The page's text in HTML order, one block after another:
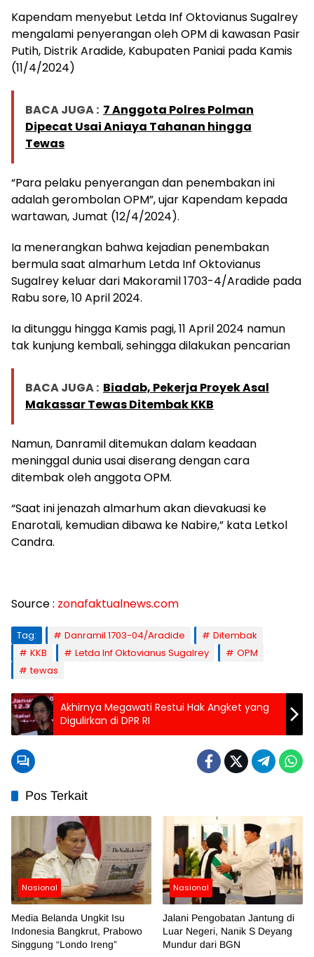
Kapendam menyebut Letda Inf Oktovianus Sugalrey
mengalami penyerangan oleh OPM di kawasan Pasir
Putih, Distrik Aradide, Kabupaten Paniai pada Kamis
(11/4/2024)
BACA JUGA : 7 Anggota Polres Polman
Dipecat Usai Aniaya Tahanan hingga
Tewas
“Para pelaku penyerangan dan penembakan ini
adalah gerombolan OPM”, ujar Kapendam kepada
wartawan, Jumat (12/4/2024).
Ia menerangkan bahwa kejadian penembakan
bermula saat almarhum Letda Inf Oktovianus
Sugalrey keluar dari Makoramil 1703-4/Aradide pada
Rabu sore, 10 April 2024.
Ia ditunggu hingga Kamis pagi, 11 April 2024 namun
tak kunjung kembali, sehingga dilakukan pencarian
BACA JUGA : Biadab, Pekerja Proyek Asal
Makassar Tewas Ditembak KKB
Namun, Danramil ditemukan dalam keadaan
meninggal dunia usai diserang dengan cara
ditembak oleh anggota OPM.
“Saat ini jenazah almarhum akan dievakuasi ke
Enarotali, kemudian dibawa ke Nabire,” kata Letkol
Candra.
Source : zonafaktualnews.com
Tag: Danramil 1703-04/Aradide
Ditembak
KKB
Letda Inf Oktovianus Sugalrey
OPM
tewas
Akhirnya Megawati Restui Hak Angket yang
Digulirkan di DPR RI
Pos Terkait
Nasional
Media Belanda Ungkit Isu
Indonesia Bangkrut, Prabowo
Singgung “Londo Ireng”
Nasional
Jalani Pengobatan Jantung di
Luar Negeri, Nanik S Deyang
Mundur dari BGN